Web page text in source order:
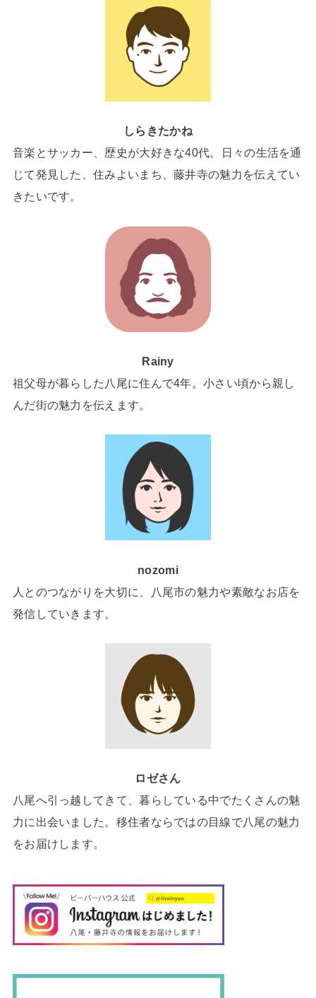
しらきたかね
音楽とサッカー、歴史が大好きな40代。日々の生活を通
じて発見した、住みよいまち、藤井寺の魅力を伝えてい
きたいです。
Rainy
祖父母が暮らした八尾に住んで4年。小さい頃から親し
んだ街の魅力を伝えます。
nozomi
人とのつながりを大切に、八尾市の魅力や素敵なお店を
発信していきます。
ロゼさん
八尾へ引っ越してきて、暮らしている中でたくさんの魅
力に出会いました。移住者ならではの目線で八尾の魅力
をお届けします。